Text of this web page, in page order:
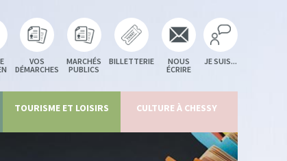
VOS
DÉMARCHES
MARCHÉS
PUBLICS
BILLETTERIE
NOUS
ÉCRIRE
JE SUIS...
TOURISME ET LOISIRS CULTURE À CHESSY